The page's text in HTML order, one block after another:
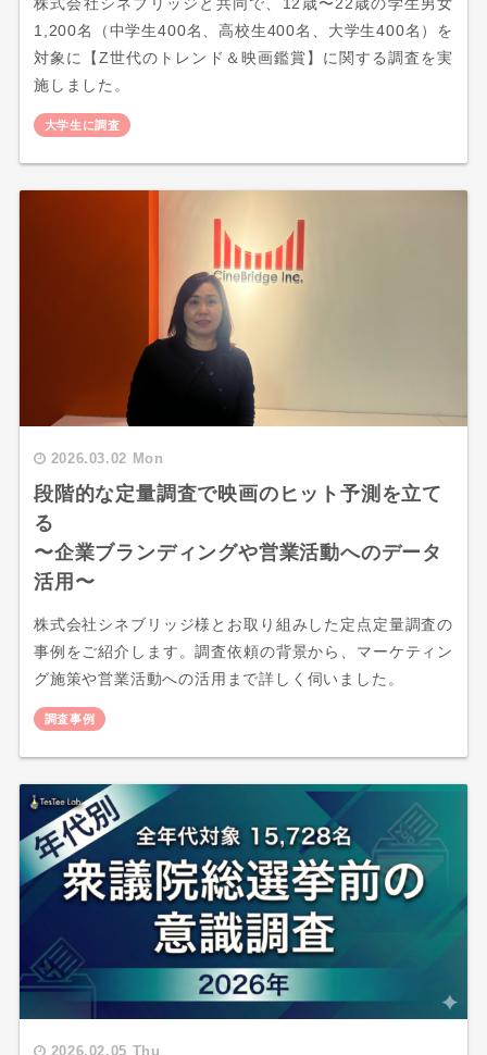
株式会社シネブリッジと共同で、12歳〜22歳の学生男女
1,200名（中学生400名、高校生400名、大学生400名）を
対象に【Z世代のトレンド＆映画鑑賞】に関する調査を実
施しました。
大学生に調査
2026.03.02 Mon
段階的な定量調査で映画のヒット予測を立て
る
〜企業ブランディングや営業活動へのデータ
活用〜
株式会社シネブリッジ様とお取り組みした定点定量調査の
事例をご紹介します。調査依頼の背景から、マーケティン
グ施策や営業活動への活用まで詳しく伺いました。
調査事例
2026.02.05 Thu